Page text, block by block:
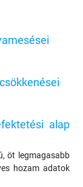
alap
öt legmagasabb
hozam adatok